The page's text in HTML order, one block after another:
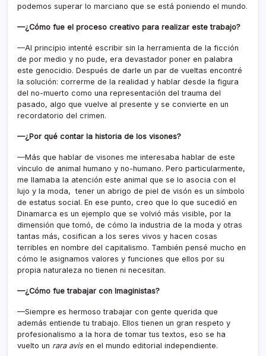
podemos superar lo marciano que se está poniendo el mundo.
—¿Cómo fue el proceso creativo para realizar este trabajo?
—Al principio intenté escribir sin la herramienta de la ficción
de por medio y no pude, era devastador poner en palabra
este genocidio. Después de darle un par de vueltas encontré
la solución: correrme de la realidad y hablar desde la figura
del no-muerto como una representación del trauma del
pasado, algo que vuelve al presente y se convierte en un
recordatorio del crimen.
—¿Por qué contar la historia de los visones?
—Más que hablar de visones me interesaba hablar de este
vínculo de animal humano y no-humano. Pero particularmente,
me llamaba la atención este animal que se lo asocia con el
lujo y la moda, tener un abrigo de piel de visón es un símbolo
de estatus social. En ese punto, creo que lo que sucedió en
Dinamarca es un ejemplo que se volvió más visible, por la
dimensión que tomó, de cómo la industria de la moda y otras
tantas más, cosifican a los seres vivos y hacen cosas
terribles en nombre del capitalismo. También pensé mucho en
cómo le asignamos valores y funciones que ellos por su
propia naturaleza no tienen ni necesitan.
—¿Cómo fue trabajar con Imaginistas?
—Siempre es hermoso trabajar con gente querida que
además entiende tu trabajo. Ellos tienen un gran respeto y
profesionalismo a la hora de tomar tus textos, eso se ha
vuelto un rara avisen el mundo editorial independiente.